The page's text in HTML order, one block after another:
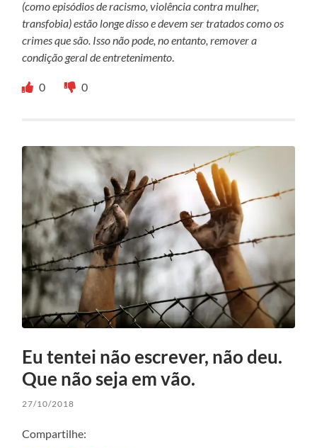
(como episódios de racismo, violência contra mulher,
transfobia) estão longe disso e devem ser tratados como os
crimes que são. Isso não pode, no entanto, remover a
condição geral de entretenimento.
0 0
Eu tentei não escrever, não deu.
Que não seja em vão.
27/10/2018
Compartilhe: